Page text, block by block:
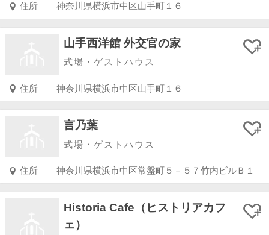
住所 神奈川県横浜市中区山手町１６
山手西洋館 外交官の家
式場・ゲストハウス
住所 神奈川県横浜市中区山手町１６
言乃葉
式場・ゲストハウス
住所 神奈川県横浜市中区常盤町５－５７竹内ビルＢ１
Historia Cafe（ヒストリアカフ
ェ）